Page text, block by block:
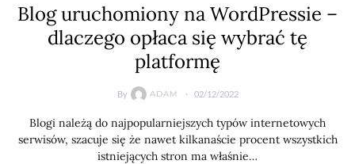
Blog uruchomiony na WordPressie –
dlaczego opłaca się wybrać tę
platformę
By ADAM 02/12/2022
Blogi należą do najpopularniejszych typów internetowych
serwisów, szacuje się że nawet kilkanaście procent wszystkich
istniejących stron ma właśnie…